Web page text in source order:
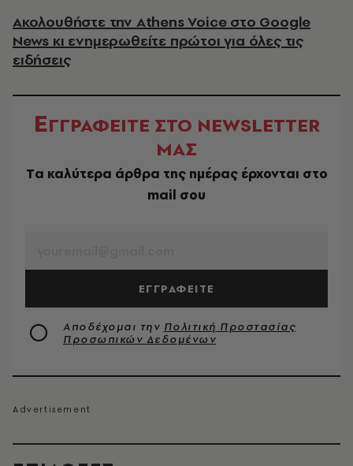
Ακολουθήστε την Athens Voice στο Google
News κι ενημερωθείτε πρώτοι για όλες τις
ειδήσεις
ΕΓΓΡΑΦΕΙΤΕ ΣΤΟ NEWSLETTER
ΜΑΣ
Tα καλύτερα άρθρα της ημέρας έρχονται στο
mail σου
ΕΓΓΡΑΦΕΙΤΕ
Αποδέχομαι την Πολιτική Προστασίας
Προσωπικών Δεδομένων